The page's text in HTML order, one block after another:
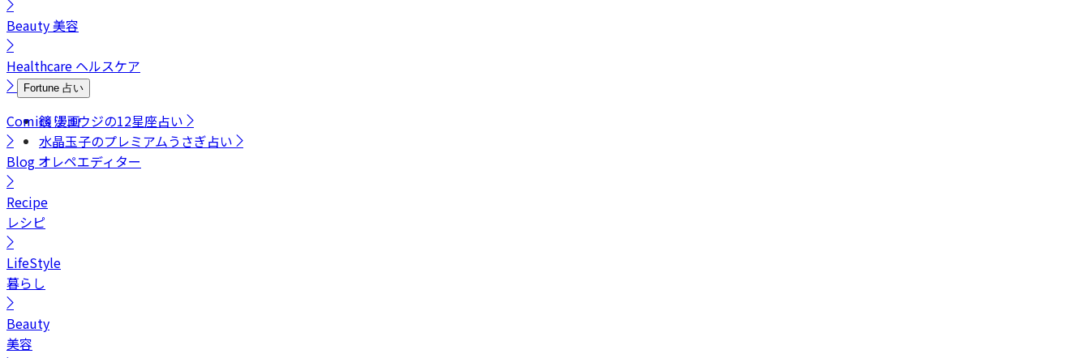
Beauty美容
Healthcare ヘルスケア
Fortune 占い
鏡リュウジの12星座占い
水晶玉子のプレミアムうさぎ占い
Comics漫画
Blog オレペエディター
Recipe
レシピ
LifeStyle
暮らし
Beauty
美容